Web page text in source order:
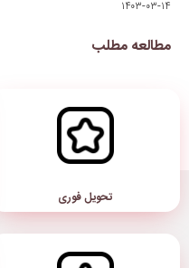
ضمانت بازگشت